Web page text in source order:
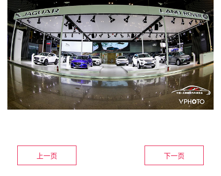
上一页 下一页